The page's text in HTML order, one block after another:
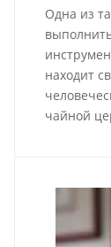
Одна из
находит
чайной